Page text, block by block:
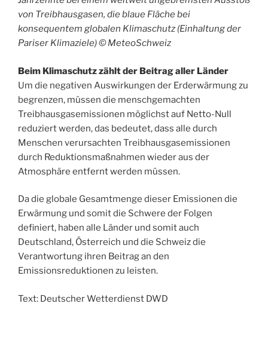
von Treibhausgasen, die blaue Fläche bei
konsequentem globalen Klimaschutz (Einhaltung der
Pariser Klimaziele) © MeteoSchweiz
Beim Klimaschutz zählt der Beitrag aller Länder
Um die negativen Auswirkungen der Erderwärmung zu
begrenzen, müssen die menschgemachten
Treibhausgasemissionen möglichst auf Netto-Null
reduziert werden, das bedeutet, dass alle durch
Menschen verursachten Treibhausgasemissionen
durch Reduktionsmaßnahmen wieder aus der
Atmosphäre entfernt werden müssen.
Da die globale Gesamtmenge dieser Emissionen die
Erwärmung und somit die Schwere der Folgen
definiert, haben alle Länder und somit auch
Deutschland, Österreich und die Schweiz die
Verantwortung ihren Beitrag an den
Emissionsreduktionen zu leisten.
Text: Deutscher Wetterdienst DWD